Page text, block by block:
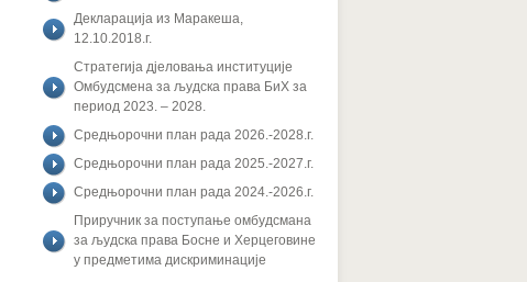
Декларација из Маракеша,
12.10.2018.г.
Стратегија дјеловања институције
Омбудсмена за људска права БиХ за
период 2023. – 2028.
Средњорочни план рада 2026.-2028.г.
Средњорочни план рада 2025.-2027.г.
Средњорочни план рада 2024.-2026.г.
Приручник за поступање омбудсмана
за људска права Босне и Херцеговине
у предметима дискриминације